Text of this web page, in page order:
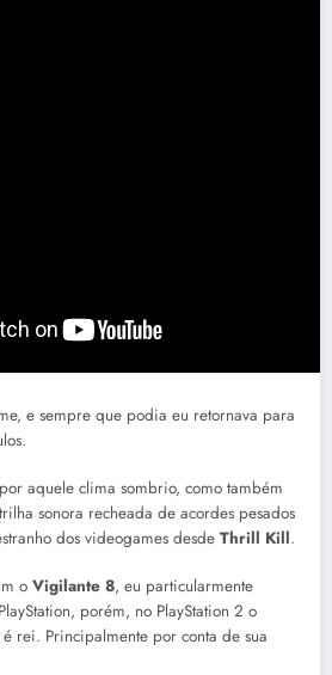
e sempre que podia eu retornava para
aquele clima sombrio, como também
sonora recheada de acordes pesados
dos videogames desde Thrill Kill.
o Vigilante 8, eu particularmente
porém, no PlayStation 2 o
é rei. Principalmente por conta de sua